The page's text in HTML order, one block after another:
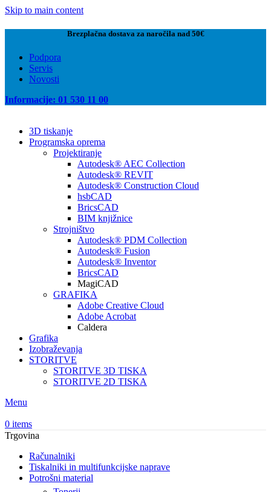
Skip to main content
Brezplačna dostava za naročila nad 50€
Podpora
Servis
Novosti
Informacije: 01 530 11 00
3D tiskanje
Programska oprema
Projektiranje
Autodesk® AEC Collection
Autodesk® REVIT
Autodesk® Construction Cloud
hsbCAD
BricsCAD
BIM knjižnice
Strojništvo
Autodesk® PDM Collection
Autodesk® Fusion
Autodesk® Inventor
BricsCAD
MagiCAD
GRAFIKA
Adobe Creative Cloud
Adobe Acrobat
Caldera
Grafika
Izobraževanja
STORITVE
STORITVE 3D TISKA
STORITVE 2D TISKA
Menu
0 items
Trgovina
Računalniki
Tiskalniki in multifunkcijske naprave
Potrošni material